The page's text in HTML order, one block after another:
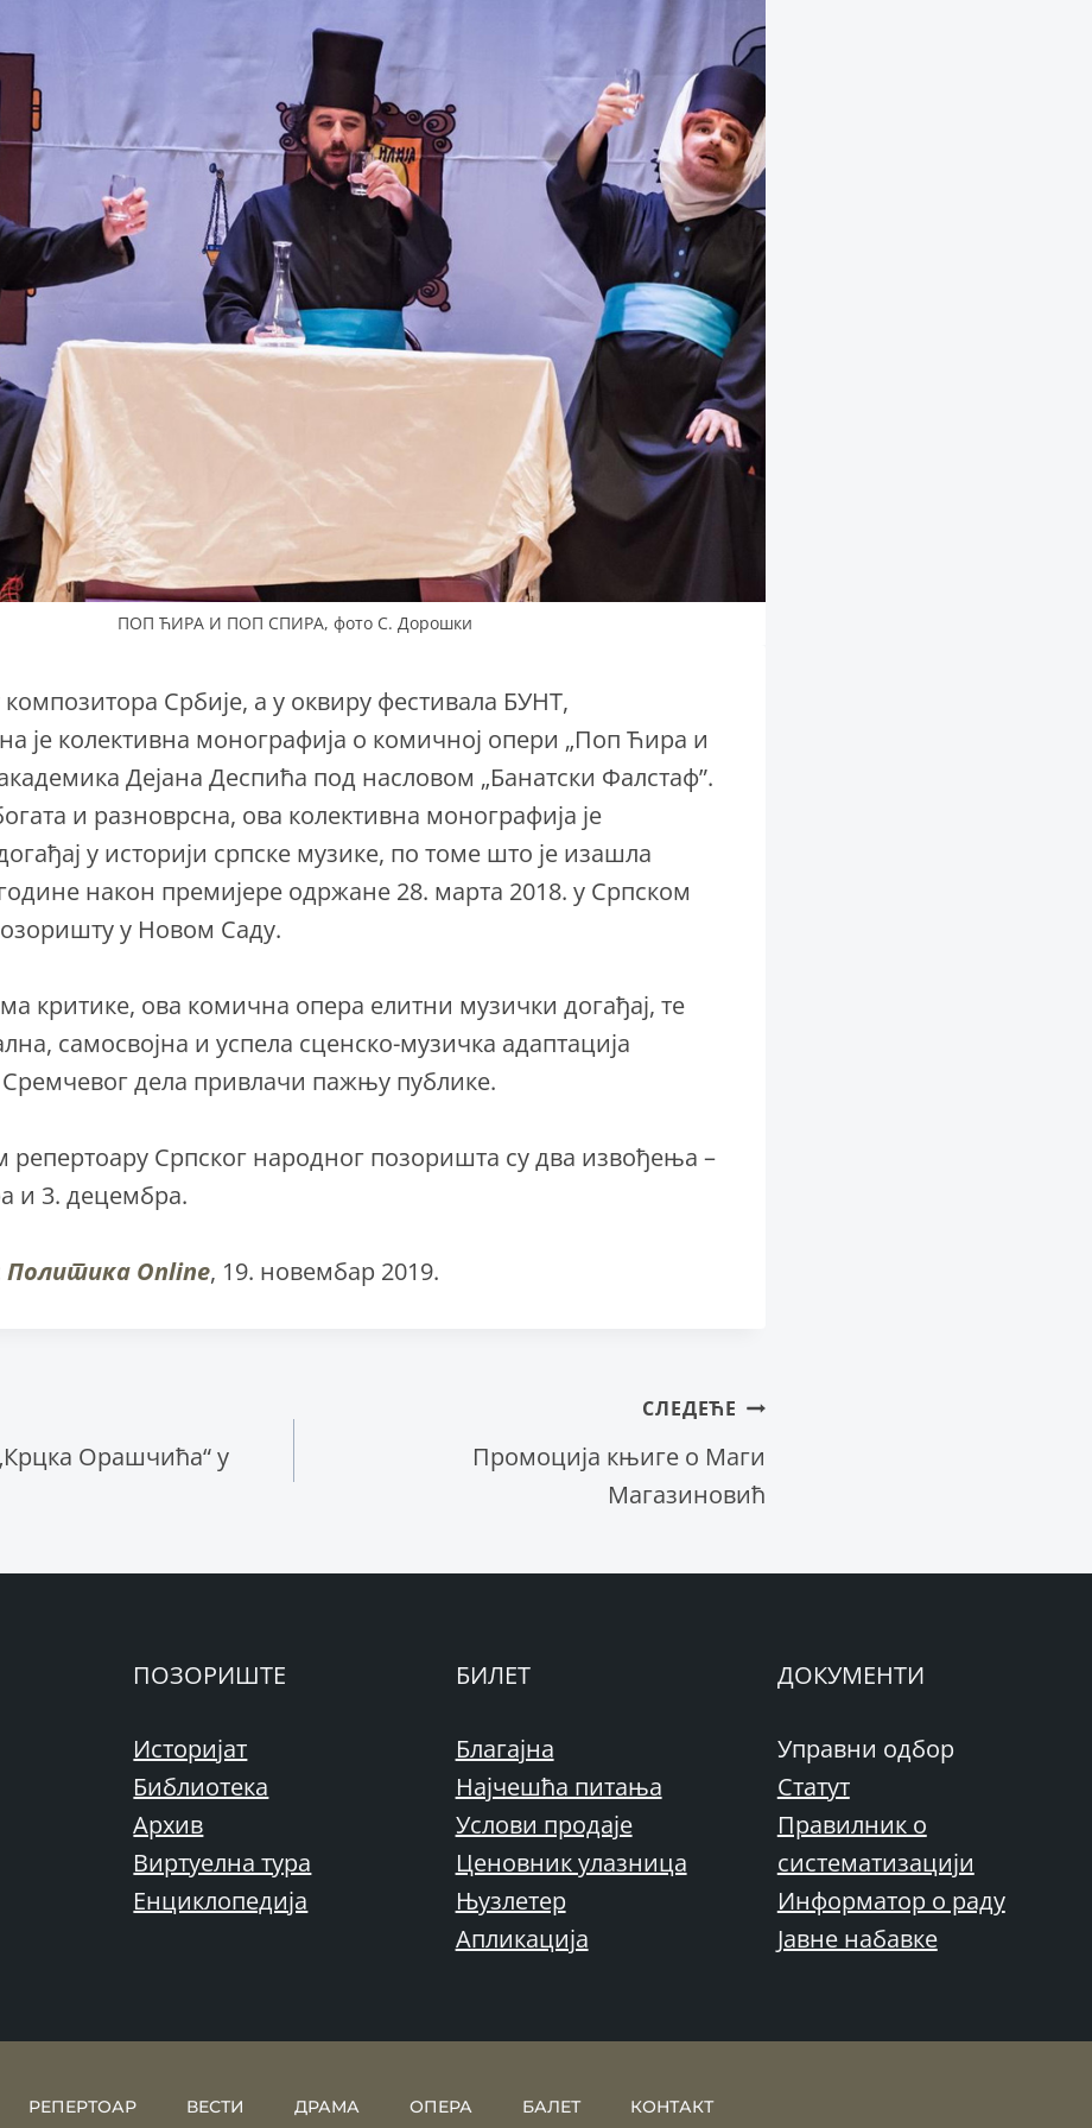
ПОП ЋИРА И ПОП СПИРА, фото С. Дорошки
Србије, а у оквиру фестивала БУНТ,
је колективна монографија о комичној опери „Поп Ћира и
Дејана Деспића под насловом „Банатски Фалстаф”.
и разноврсна, ова колективна монографија је
у историји српске музике, по томе што је изашла
након премијере одржане 28. марта 2018. у Српском
у Новом Саду.
критике, ова комична опера елитни музички догађај, те
самосвојна и успела сценско-музичка адаптација
дела привлачи пажњу публике.
репертоару Српског народног позоришта су два извођења –
и 3. децембра.
Политика Online, 19. новембар 2019.
Орашчића“ у
СЛЕДЕЋЕ
Промоција књиге о Маги
Магазиновић
ПОЗОРИШТЕ
Историјат
Библиотека
Архив
Виртуелна тура
Енциклопедија
БИЛЕТ
Благајна
Најчешћа питања
Услови продаје
Ценовник улазница
Њузлетер
Апликација
ДОКУМЕНТИ
Управни одбор
Статут
Правилник о
систематизацији
Информатор о раду
Јавне набавке
РЕПЕРТОАР ВЕСТИ ДРАМА ОПЕРА БАЛЕТ КОНТАКТ